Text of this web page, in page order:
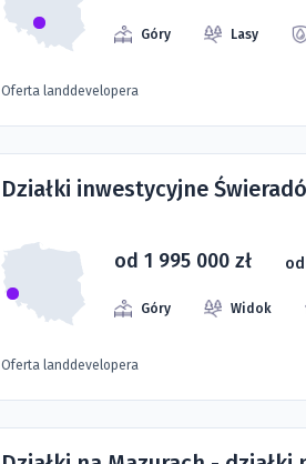
Góry Lasy
Oferta landdevelopera
Działki inwestycyjne
od 1 995 000 zł
Góry Widok
Oferta landdevelopera